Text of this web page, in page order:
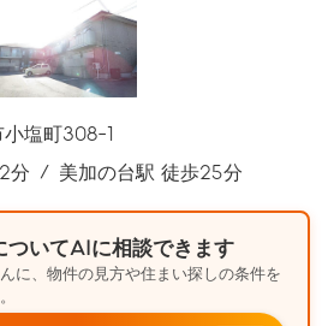
塩町308-1
分
美加の台駅 徒歩25分
ついてAIに相談できます
に、物件の見方や住まい探しの条件を